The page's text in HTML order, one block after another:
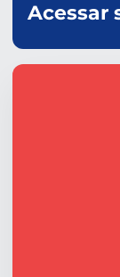
Acessar